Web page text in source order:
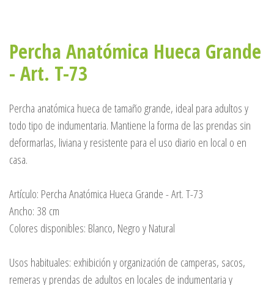
Percha Anatómica Hueca Grande
- Art. T-73
Percha anatómica hueca de tamaño grande, ideal para adultos y
todo tipo de indumentaria. Mantiene la forma de las prendas sin
deformarlas, liviana y resistente para el uso diario en local o en
casa.
Artículo: Percha Anatómica Hueca Grande - Art. T-73
Ancho: 38 cm
Colores disponibles: Blanco, Negro y Natural
Usos habituales: exhibición y organización de camperas, sacos,
remeras y prendas de adultos en locales de indumentaria y